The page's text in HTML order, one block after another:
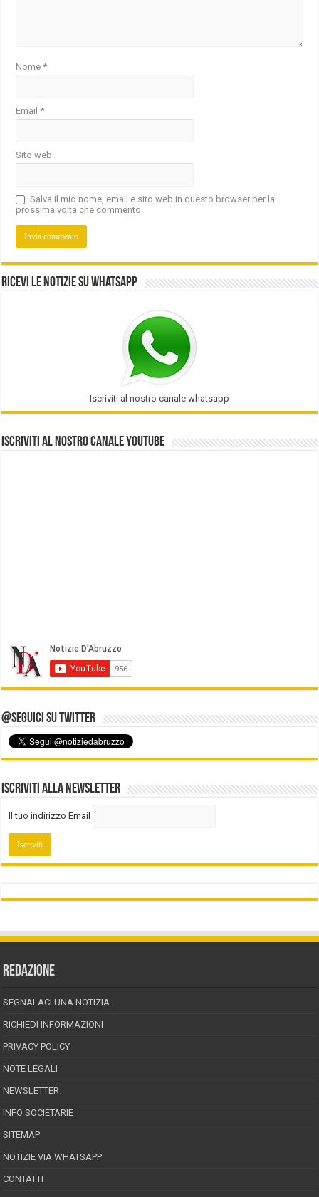
Nome*
Email*
Sito web
Salva il mio nome, email e sito web in questo browser per la
prossima volta che commento.
Ricevi le notizie su Whatsapp
Iscriviti al nostro canale whatsapp
Iscriviti al nostro Canale Youtube
@Seguici su Twitter
Iscriviti alla Newsletter
Il tuo indirizzo Email
REDAZIONE
SEGNALACI UNA NOTIZIA
RICHIEDI INFORMAZIONI
PRIVACY POLICY
NOTE LEGALI
NEWSLETTER
INFO SOCIETARIE
SITEMAP
NOTIZIE VIA WHATSAPP
CONTATTI